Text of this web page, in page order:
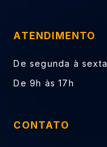
ATENDIMENTO
De segunda à sexta
De 9h às 17h
CONTATO